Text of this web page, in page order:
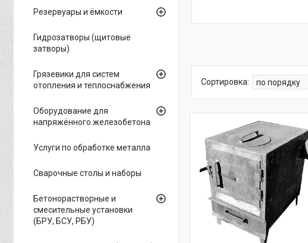
Резервуары и ёмкости
Гидрозатворы (щитовые
затворы)
Грязевики для систем
отопления и теплоснабжения
Оборудование для
напряжённого железобетона
Услуги по обработке металла
Сварочные столы и наборы
Бетонорастворные и
смесительные установки
(БРУ, БСУ, РБУ)